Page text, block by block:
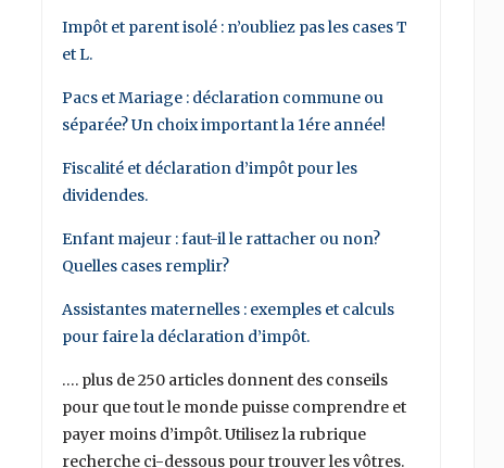
Impôt et parent isolé : n’oubliez pas les cases T
et L.
Pacs et Mariage : déclaration commune ou
séparée? Un choix important la 1ére année!
Fiscalité et déclaration d’impôt pour les
dividendes.
Enfant majeur : faut-il le rattacher ou non?
Quelles cases remplir?
Assistantes maternelles : exemples et calculs
pour faire la déclaration d’impôt.
…. plus de 250 articles donnent des conseils
pour que tout le monde puisse comprendre et
payer moins d’impôt. Utilisez la rubrique
recherche ci-dessous pour trouver les vôtres.